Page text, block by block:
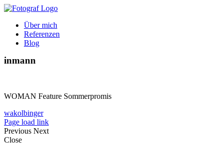
Zum
springenÜber mich
Referenzen
Blog
inmann
WOMAN Feature Sommerpromis
wakolbinger
Page load link
Previous Next
Close